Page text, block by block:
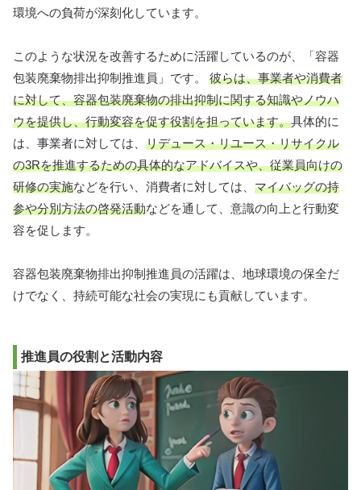
環境への負荷が深刻化しています。
このような状況を改善するために活躍しているのが、「容器
包装廃棄物排出抑制推進員」です。 彼らは、事業者や消費者
に対して、容器包装廃棄物の排出抑制に関する知識やノウハ
ウを提供し、行動変容を促す役割を担っています。具体的に
は、事業者に対しては、 リデュース・リユース・リサイクル
の3Rを推進するための具体的なアドバイスや、従業員向けの
研修の実施などを行い、消費者に対しては、 マイバッグの持
参や分別方法の啓発活動などを通して、意識の向上と行動変
容を促します。
容器包装廃棄物排出抑制推進員の活躍は、地球環境の保全だ
けでなく、持続可能な社会の実現にも貢献しています。
推進員の役割と活動内容